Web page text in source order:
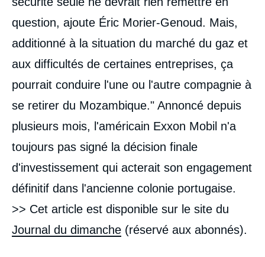
question, ajoute Éric Morier-Genoud. Mais,
additionné à la situation du marché du gaz et
aux difficultés de certaines entreprises, ça
pourrait conduire l'une ou l'autre compagnie à
se retirer du Mozambique." Annoncé depuis
plusieurs mois, l'américain Exxon Mobil n'a
toujours pas signé la décision finale
d'investissement qui acterait son engagement
définitif dans l'ancienne colonie portugaise.
>> Cet article est disponible sur le site du
Journal du dimanche (réservé aux abonnés).